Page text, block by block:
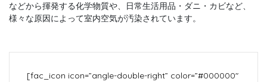
などから揮発する化学物質や、日常生活用品・ダニ・カビなど、
様々な原因によって室内空気が汚染されています。
[fac_icon icon=”angle-double-right” color=”#000000″